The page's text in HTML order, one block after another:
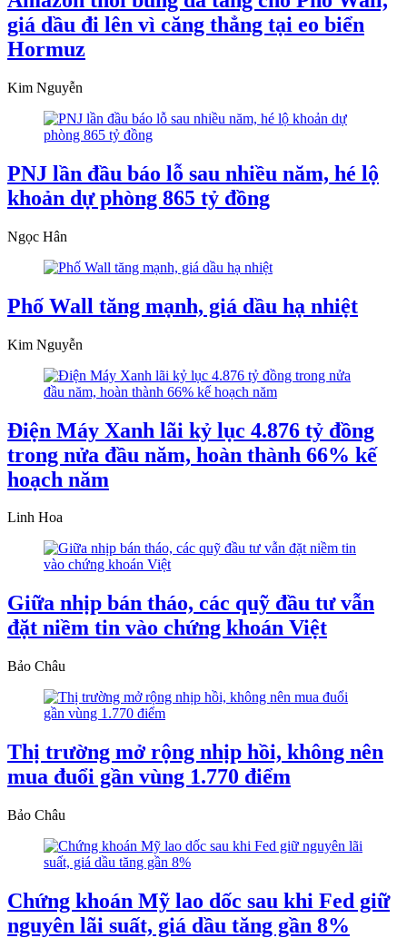
giá dầu đi lên vì căng thẳng tại eo biển
Hormuz
Kim Nguyễn
PNJ lần đầu báo lỗ sau nhiều năm, hé lộ
khoản dự phòng 865 tỷ đồng
Ngọc Hân
Phố Wall tăng mạnh, giá dầu hạ nhiệt
Kim Nguyễn
Điện Máy Xanh lãi kỷ lục 4.876 tỷ đồng
trong nửa đầu năm, hoàn thành 66% kế
hoạch năm
Linh Hoa
Giữa nhịp bán tháo, các quỹ đầu tư vẫn
đặt niềm tin vào chứng khoán Việt
Bảo Châu
Thị trường mở rộng nhịp hồi, không nên
mua đuổi gần vùng 1.770 điểm
Bảo Châu
Chứng khoán Mỹ lao dốc sau khi Fed giữ
nguyên lãi suất, giá dầu tăng gần 8%